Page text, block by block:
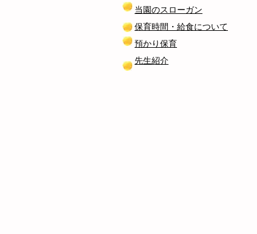
​当園のスローガン
保育時間・給食について
預かり保育
先生紹介